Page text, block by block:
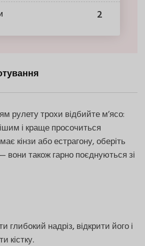
2
рулету трохи відбийте м’ясо:
і краще просочиться
кінзи або естрагону, оберіть
вони також гарно поєднуються зі
глибокий надріз, відкрити його і
кістку.